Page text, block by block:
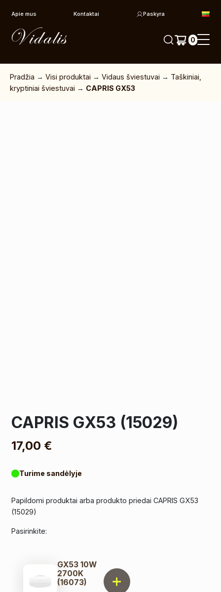
Apie mus Kontaktai Paskyra
0
Pradžia →Visi produktai →Vidaus šviestuvai → Taškiniai,
kryptiniai šviestuvai → CAPRIS GX53
CAPRIS GX53 (15029)
17,00 €
Turime sandėlyje
Papildomi produktai arba produkto priedai CAPRIS GX53
(15029)
Pasirinkite:
GX53 10W
2700K
(16073)